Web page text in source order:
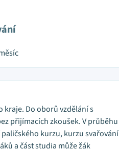
kraje. Do oborů vzdělání s
přijímacích zkoušek. V průběhu
kurzu, kurzu svařování
a část studia může žák